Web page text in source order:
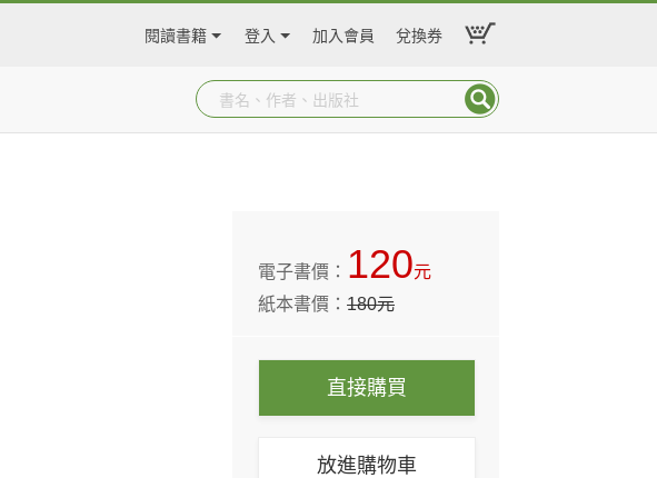
閱讀書籍 登入 加入會員 兌換券
電子書價： 120元
紙本書價：180元
直接購買
放進購物車